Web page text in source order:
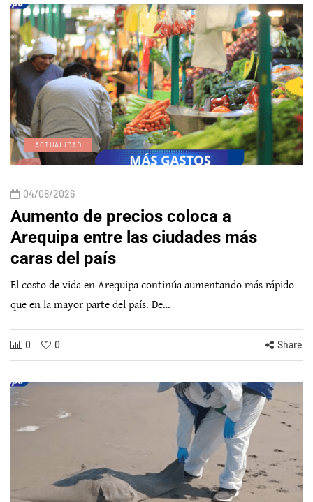
ACTUALIDAD
04/08/2026
Aumento de precios coloca a
Arequipa entre las ciudades más
caras del país
El costo de vida en Arequipa continúa aumentando más rápido
que en la mayor parte del país. De…
0 0 Share